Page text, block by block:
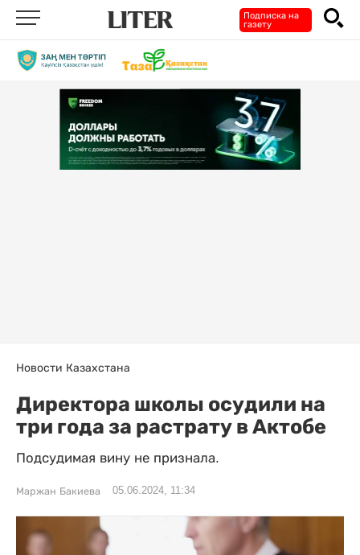
Подписка на
газету
Новости Казахстана
Директора школы осудили на
три года за растрату в Актобе
Подсудимая вину не признала.
Маржан Бакиева 05.06.2024, 11:34